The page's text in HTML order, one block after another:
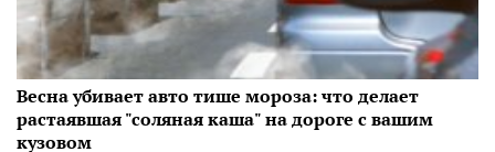
Весна убивает авто тише мороза: что делает
растаявшая "соляная каша" на дороге с вашим
кузовом